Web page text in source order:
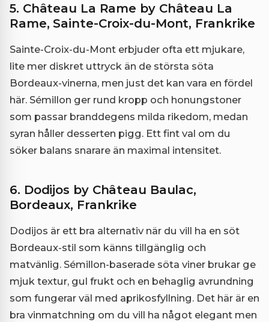
5. Château La Rame by Château La
Rame, Sainte-Croix-du-Mont, Frankrike
Sainte-Croix-du-Mont erbjuder ofta ett mjukare,
lite mer diskret uttryck än de största söta
Bordeaux-vinerna, men just det kan vara en fördel
här. Sémillon ger rund kropp och honungstoner
som passar branddegens milda rikedom, medan
syran håller desserten pigg. Ett fint val om du
söker balans snarare än maximal intensitet.
6. Dodijos by Château Baulac,
Bordeaux, Frankrike
Dodijos är ett bra alternativ när du vill ha en söt
Bordeaux-stil som känns tillgänglig och
matvänlig. Sémillon-baserade söta viner brukar ge
mjuk textur, gul frukt och en behaglig avrundning
som fungerar väl med aprikosfyllning. Det här är en
bra vinmatchning om du vill ha något elegant men